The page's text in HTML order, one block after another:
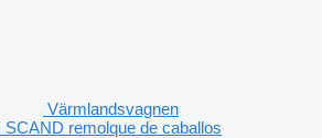
Värmlandsvagnen
remolque de caballos